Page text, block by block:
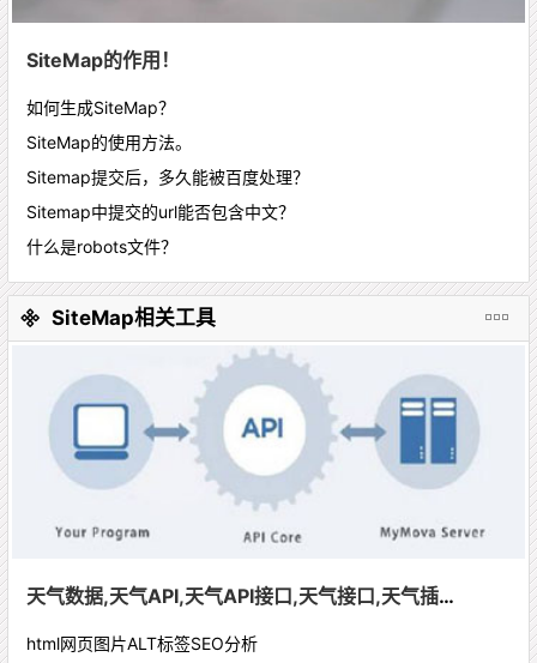
SiteMap的作用！
如何生成SiteMap？
SiteMap的使用方法。
Sitemap提交后，多久能被百度处理？
Sitemap中提交的url能否包含中文？
什么是robots文件？
SiteMap相关工具
天气数据,天气API,天气API接口,天气接口,天气插件,天气预警推送,PM2.5,天气预报
html网页图片ALT标签SEO分析